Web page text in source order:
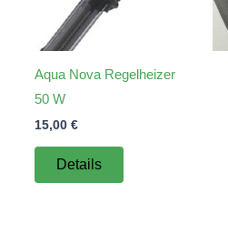
Aqua Nova Regelheizer
50 W
15,00 €
Details